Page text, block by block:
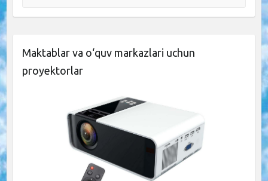
Maktablar va o‘quv markazlari uchun
proyektorlar